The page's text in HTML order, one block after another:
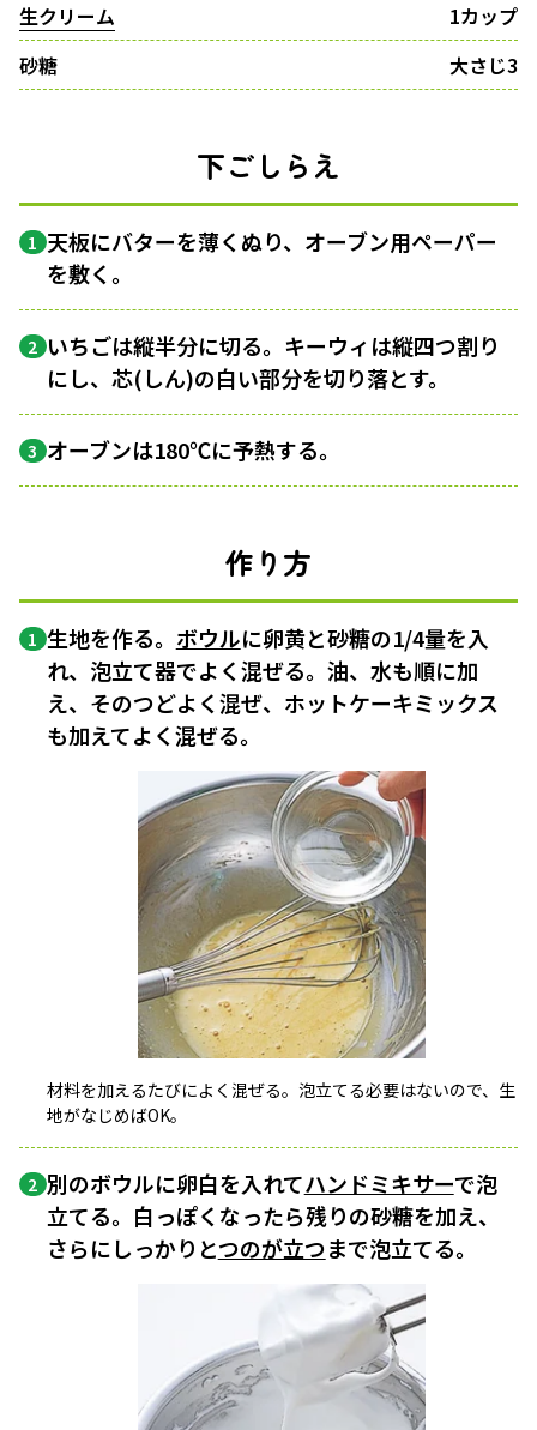
生クリーム
1カップ
砂糖
大さじ3
下ごしらえ
1 天板にバターを薄くぬり、オーブン用ペーパー
を敷く。
2 いちごは縦半分に切る。キーウィは縦四つ割り
にし、芯(しん)の白い部分を切り落とす。
3 オーブンは180℃に予熱する。
作り方
1 生地を作る。 ボウルに卵黄と砂糖の1/4量を入
れ、泡立て器でよく混ぜる。油、水も順に加
え、そのつどよく混ぜ、ホットケーキミックス
も加えてよく混ぜる。
材料を加えるたびによく混ぜる。泡立てる必要はないので、生
地がなじめばOK。
2 別のボウルに卵白を入れてハンドミキサーで泡
立てる。白っぽくなったら残りの砂糖を加え、
さらにしっかりとつのが立つまで泡立てる。